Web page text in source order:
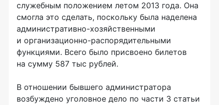
служебным положением летом 2013 года. Она
смогла это сделать, поскольку была наделена
административно-хозяйственными
и организационно-распорядительными
функциями. Всего было присвоено билетов
на сумму 587 тыс рублей.
В отношении бывшего администратора
возбуждено уголовное дело по части 3 статьи